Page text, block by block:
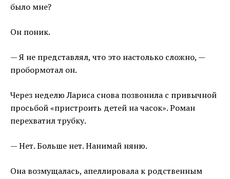
было мне?
Он поник.
— Я не представлял, что это настолько сложно, —
пробормотал он.
Через неделю Лариса снова позвонила с привычной
просьбой «пристроить детей на часок». Роман
перехватил трубку.
— Нет. Больше нет. Нанимай няню.
Она возмущалась, апеллировала к родственным